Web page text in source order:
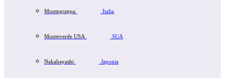
Montegrappa Italia
Monteverde USA SUA
Nakabayashi Japonia